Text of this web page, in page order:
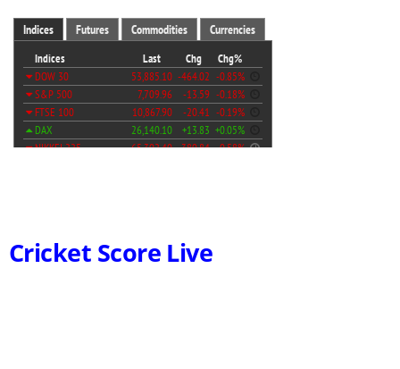
Cricket Score Live